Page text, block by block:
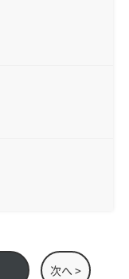
次へ >